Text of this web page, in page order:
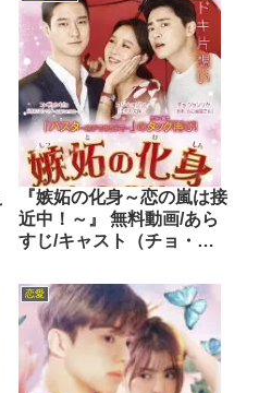
『嫉妬の化身～恋の嵐は接
近中！～』 無料動画/あら
すじ/キャスト（チョ・ジ
恋愛